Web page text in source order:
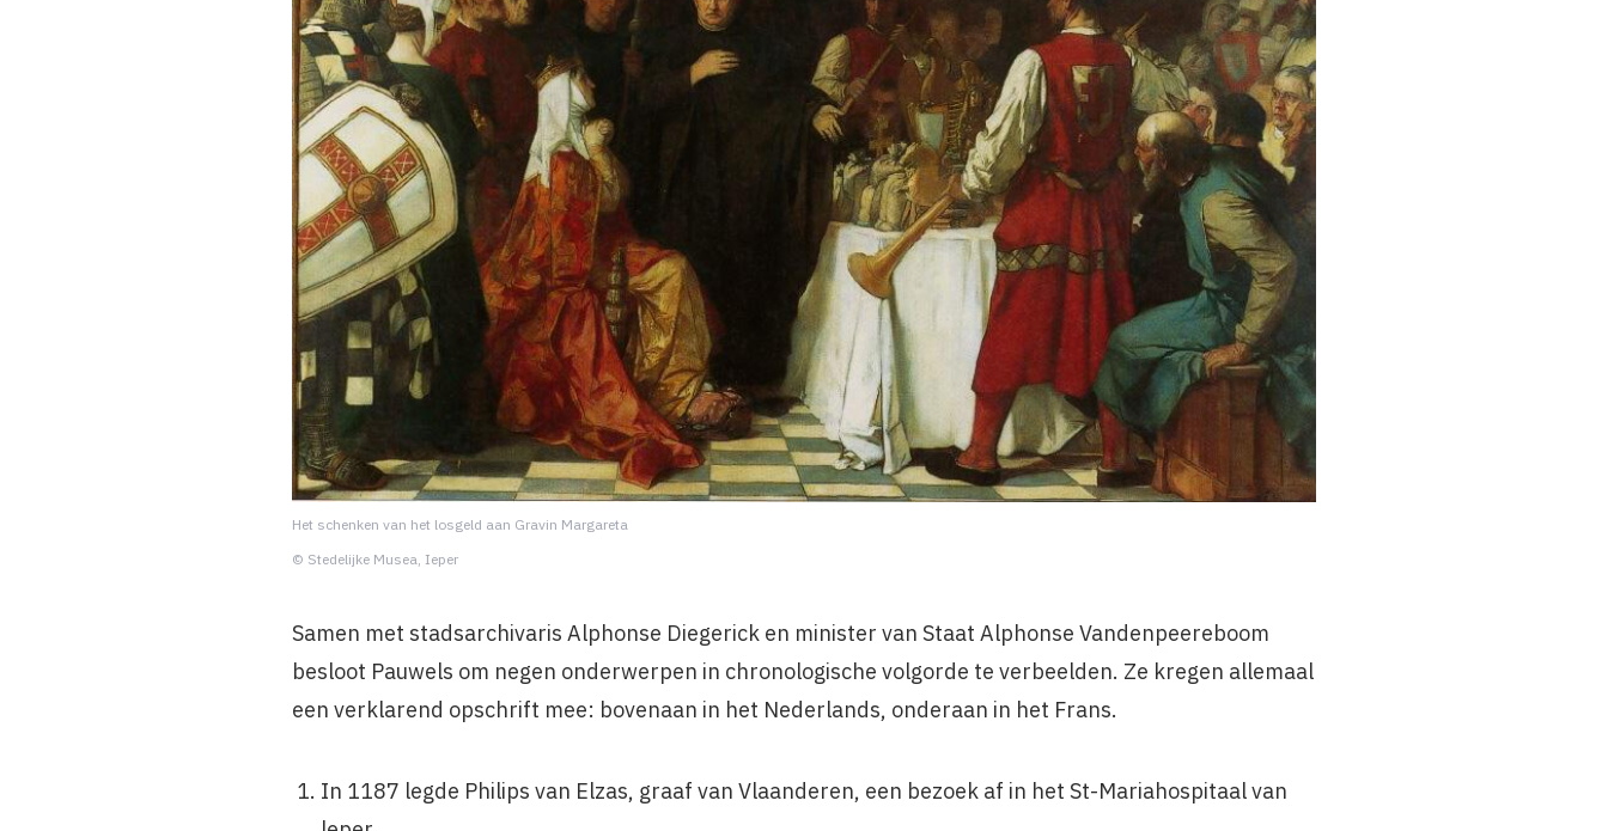
Het schenken van het losgeld aan Gravin Margareta
© Stedelijke Musea, Ieper
Samen met stadsarchivaris Alphonse Diegerick en minister van Staat Alphonse Vandenpeereboom
besloot Pauwels om negen onderwerpen in chronologische volgorde te verbeelden. Ze kregen allemaal
een verklarend opschrift mee: bovenaan in het Nederlands, onderaan in het Frans.
In 1187 legde Philips van Elzas, graaf van Vlaanderen, een bezoek af in het St-Mariahospitaal van